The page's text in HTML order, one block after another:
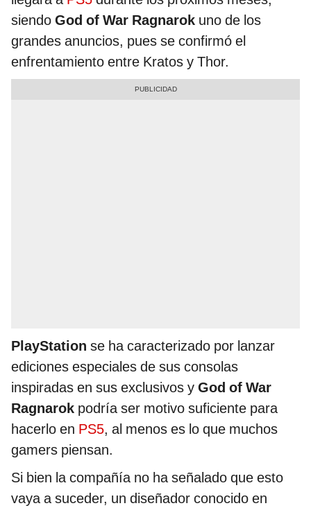
siendo God of War Ragnarok uno de los
grandes anuncios, pues se confirmó el
enfrentamiento entre Kratos y Thor.
PlayStation se ha caracterizado por lanzar
ediciones especiales de sus consolas
inspiradas en sus exclusivos y God of War
Ragnarok podría ser motivo suficiente para
hacerlo en PS5, al menos es lo que muchos
gamers piensan.
Si bien la compañía no ha señalado que esto
vaya a suceder, un diseñador conocido en